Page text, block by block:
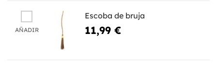
AÑADIR
Escoba de bruja
11,99 €